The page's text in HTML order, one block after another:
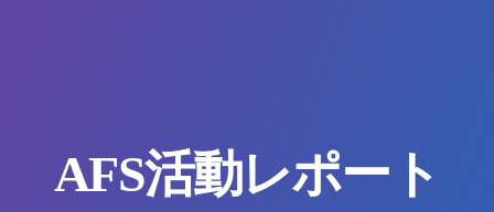
AFS活動レポート